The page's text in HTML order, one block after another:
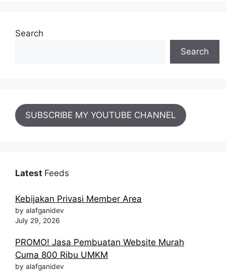
Search
Search
SUBSCRIBE MY YOUTUBE CHANNEL
Latest Feeds
Kebijakan Privasi Member Area
by alafganidev
July 29, 2026
PROMO! Jasa Pembuatan Website Murah
Cuma 800 Ribu UMKM
by alafganidev